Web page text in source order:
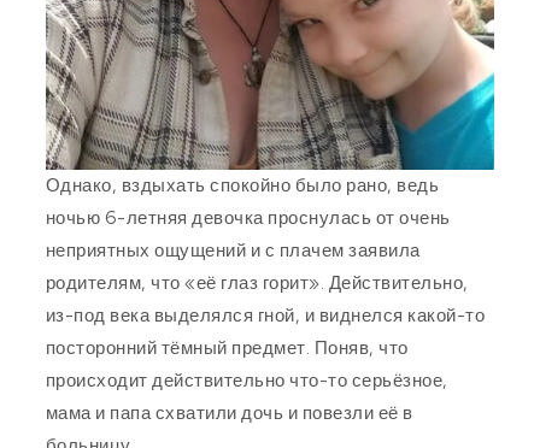
Однако, вздыхать спокойно было рано, ведь
ночью 6-летняя девочка проснулась от очень
неприятных ощущений и с плачем заявила
родителям, что «её глаз горит». Действительно,
из-под века выделялся гной, и виднелся какой-то
посторонний тёмный предмет. Поняв, что
происходит действительно что-то серьёзное,
мама и папа схватили дочь и повезли её в